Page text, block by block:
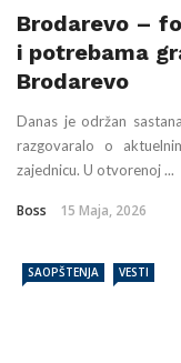
Brodarevo –
i potrebama
Brodarevo
Danas je održan
razgovaralo o
zajednicu. U otvorenoj ...
Boss 15 Maja, 2026
SAOPŠTENJA VESTI